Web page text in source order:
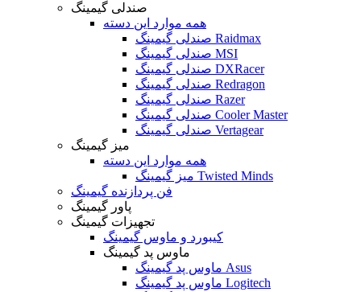
صندلی گیمینگ
همه موارد این دسته
صندلی گیمینگ Raidmax
صندلی گیمینگ MSI
صندلی گیمینگ DXRacer
صندلی گیمینگ Redragon
صندلی گیمینگ Razer
صندلی گیمینگ Cooler Master
صندلی گیمینگ Vertagear
میز گیمینگ
همه موارد این دسته
میز گیمینگ Twisted Minds
فن پردازنده گیمینگ
پاور گیمینگ
تجهیزات گیمینگ
کیبورد و ماوس گیمینگ
ماوس پد گیمینگ
ماوس پد گیمینگ Asus
ماوس پد گیمینگ Logitech